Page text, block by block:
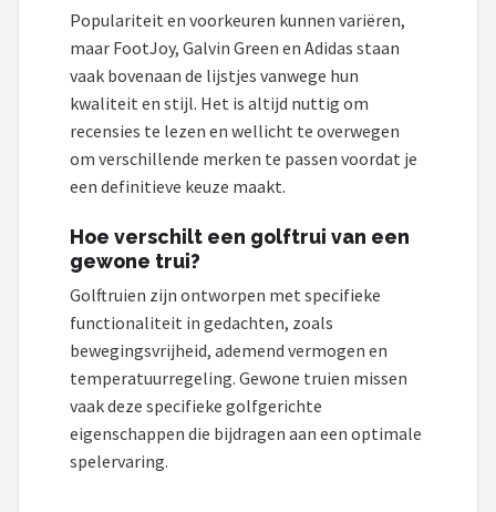
Populariteit en voorkeuren kunnen variëren,
maar FootJoy, Galvin Green en Adidas staan
vaak bovenaan de lijstjes vanwege hun
kwaliteit en stijl. Het is altijd nuttig om
recensies te lezen en wellicht te overwegen
om verschillende merken te passen voordat je
een definitieve keuze maakt.
Hoe verschilt een golftrui van een
gewone trui?
Golftruien zijn ontworpen met specifieke
functionaliteit in gedachten, zoals
bewegingsvrijheid, ademend vermogen en
temperatuurregeling. Gewone truien missen
vaak deze specifieke golfgerichte
eigenschappen die bijdragen aan een optimale
spelervaring.